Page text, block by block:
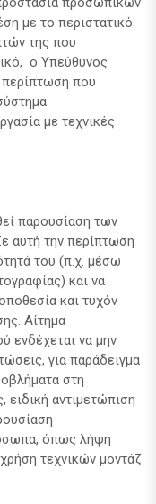
με το περιστατικό
της που
ο Υπεύθυνος
περίπτωση που
με τεχνικές
παρουσίαση των
αυτή την περίπτωση
του (π.χ. μέσω
και να
και τυχόν
Αίτημα
ενδέχεται να μην
για παράδειγμα
στη
ειδική αντιμετώπιση
όπως λήψη
τεχνικών μοντάζ